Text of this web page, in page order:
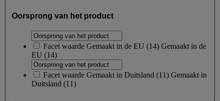
Oorsprong van het product
Facet waarde Gemaakt in de EU (14) Gemaakt in de
EU (14)
Facet waarde Gemaakt in Duitsland (11) Gemaakt in
Duitsland (11)